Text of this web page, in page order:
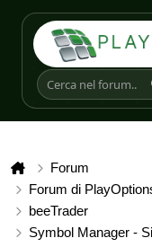
Forum
Forum di
beeTrader
Symbol Manager -